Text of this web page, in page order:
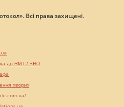
Всі права захищені.
до НМТ / ЗНО
хворих